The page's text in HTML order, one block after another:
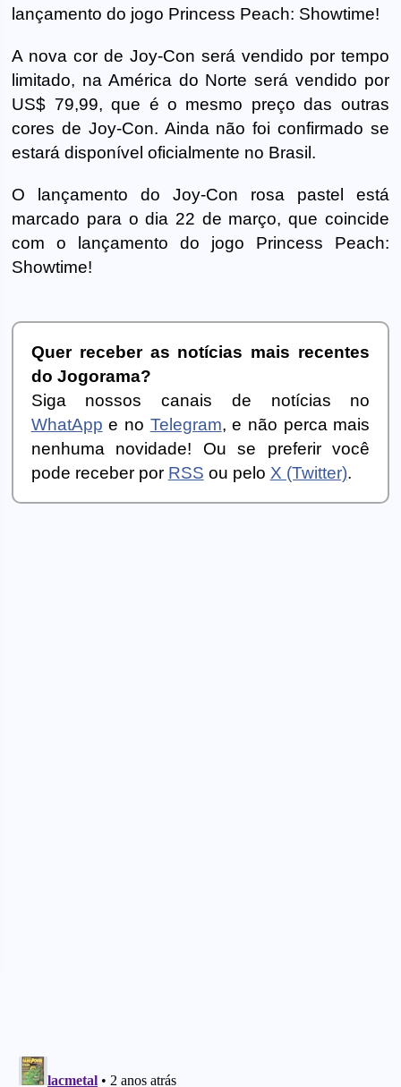
lançamento do jogo Princess Peach: Showtime!
A nova cor de Joy-Con será vendido por tempo
limitado, na América do Norte será vendido por
US$ 79,99, que é o mesmo preço das outras
cores de Joy-Con. Ainda não foi confirmado se
estará disponível oficialmente no Brasil.
O lançamento do Joy-Con rosa pastel está
marcado para o dia 22 de março, que coincide
com o lançamento do jogo Princess Peach:
Showtime!
Quer receber as notícias mais recentes
do Jogorama?
Siga nossos canais de notícias no
WhatApp e no Telegram, e não perca mais
nenhuma novidade! Ou se preferir você
pode receber por RSS ou pelo X (Twitter).